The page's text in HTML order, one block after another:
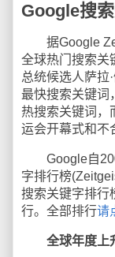
Google搜
据Google
全球热门搜索关
总统候选人萨拉
最快搜索关键词
热搜索关键词，
运会开幕式和不
Google自
字排行榜
搜索关键字排行
行。全部排行请
全球年度上